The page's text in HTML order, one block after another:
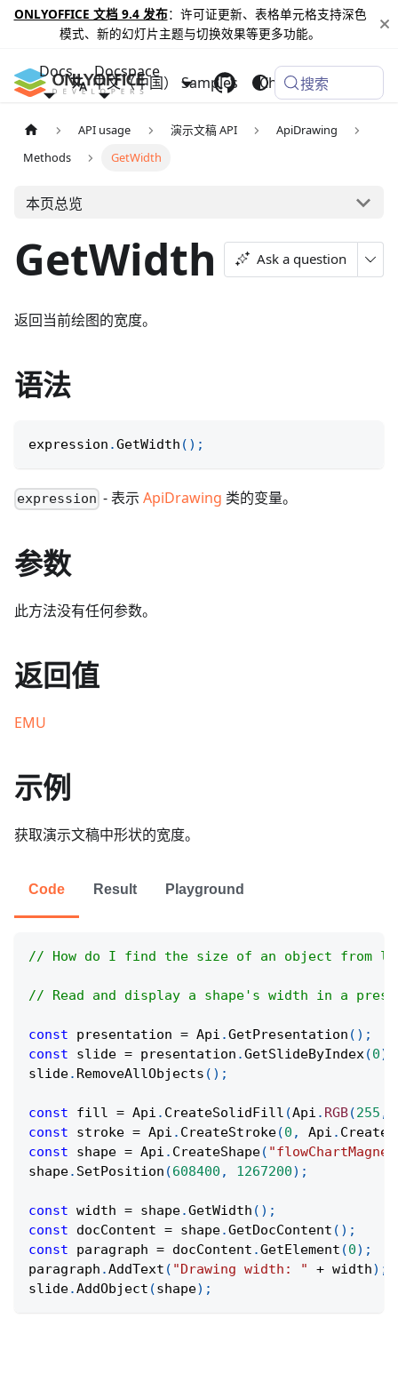
ONLYOFFICE 文档 9.4 发布：许可证更新、表格单元格支持深色
模式、新的幻灯片主题与切换效果等更多功能。
Docs Docspace
Samples Changelog
中文（中国） 搜索
API usage 演示文稿 API
ApiDrawing
Methods
GetWidth
本页总览
GetWidth Ask a question
返回当前绘图的宽度。
语法
expression .GetWidth ( ) ;
expression - 表示ApiDrawing 类的变量。
参数
此方法没有任何参数。
返回值
EMU
示例
获取演示文稿中形状的宽度。
Code Result Playground
// How do I find the size of an object from
// Read and display a shape's width in a
const presentation = Api .GetPresentation ( ) ;
const slide = presentation .GetSlideByIndex(0)
slide. RemoveAllObjects ( ) ;
const fill = Api . CreateSolidFill (Api . RGB(255 ,
const stroke = Api . CreateStroke(0 , Api .
const shape = Api . CreateShape(
shape. SetPosition (608400 , 1267200) ;
const width = shape.GetWidth ( ) ;
const docContent = shape.GetDocContent ( ) ;
const paragraph = docContent .GetElement (0) ;
paragraph .AddText ( "Drawing width: " + width) ;
slide.AddObject (shape) ;